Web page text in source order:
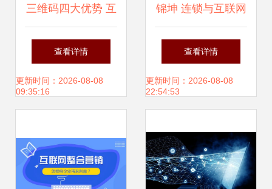
三维码四大优势 互
联网背景下企业多
元化营销的利器
查看详情
更新时间：2026-08-08
09:35:16
锦坤 连锁与互联网
品牌营销的专家力
量赋能互联网销售
查看详情
更新时间：2026-08-08
22:54:53